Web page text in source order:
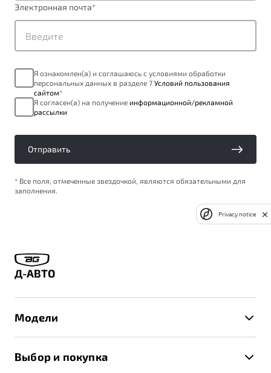
Электронная почта*
Я ознакомлен(а) и соглашаюсь с условиями обработки
персональных данных в разделе 7 Условий пользования
сайтом*
Я согласен(а) на получение информационной/рекламной
рассылки
Отправить
* Все поля, отмеченные звездочкой, являются обязательными для
заполнения.
Д-АВТО
Модели
Выбор и покупка
Privacy notice